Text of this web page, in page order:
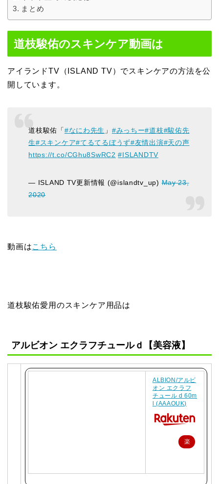
まとめ
道枝駿佑のスキンケア動画は
アイランドTV（ISLAND TV）でスキンケアの方法を公
開しています。
道枝駿佑「#なにわ先生 」 #みっちー#道枝#駿佑先
生#スキンケア#てるてるぼうず#友情出演#天の声
https://t.co/CGhu8SwRC2 #ISLANDTV
— ISLAND TV更新情報 (@islandtv_up)May 23,
2020
動画はこちら
道枝駿佑愛用のスキンケア用品は
アルビオン エクラフチュールｄ【美容液】
ALBION/アルビ
オン エクラフ
チュール d 60m
l (AAAOUK)
楽